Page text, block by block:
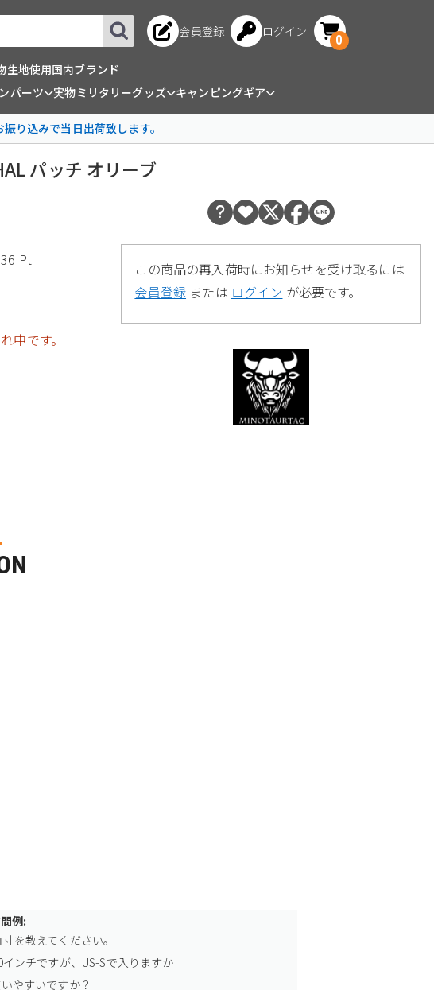
会員登録 ログイン
0
生地使用国内ブランド
パーツ 実物ミリタリーグッズ キャンピングギア
り込みで当日出荷致します。
パッチ オリーブ
36 Pt
中です。
この商品の再入荷時にお知らせを受け取るには
会員登録 または ログイン が必要です。
例:
を教えてください。
インチですが、US-Sで入りますか
やすいですか？